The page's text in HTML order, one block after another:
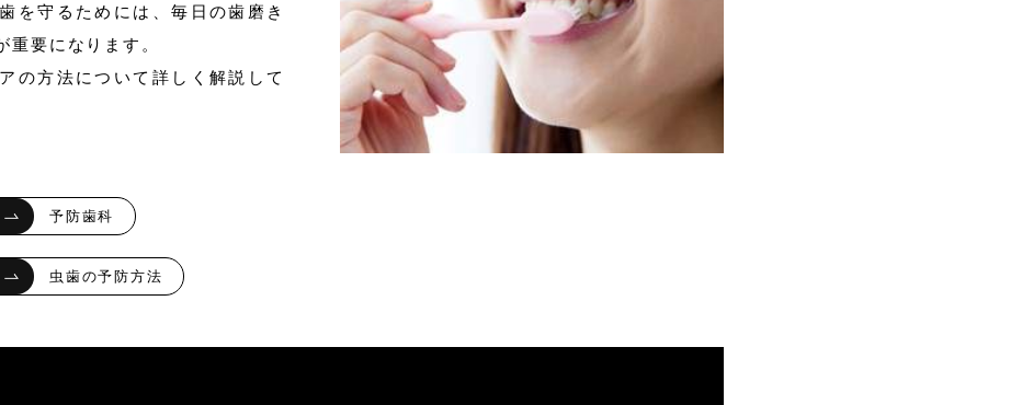
を守るためには、毎日の歯磨き
重要になります。
の方法について詳しく解説して
予防歯科
虫歯の予防方法